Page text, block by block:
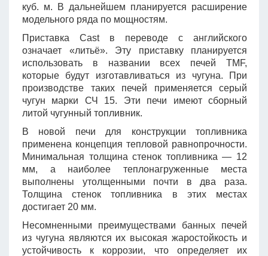
куб. м. В дальнейшем планируется расширение
модельного ряда по мощностям.
Приставка Cast в переводе с английского
означает «литьё». Эту приставку планируется
использовать в названии всех печей TMF,
которые будут изготавливаться из чугуна. При
производстве таких печей применяется серый
чугун марки СЧ 15. Эти печи имеют сборный
литой чугунный топливник.
В новой печи для конструкции топливника
применена концепция тепловой равнопрочности.
Минимальная толщина стенок топливника — 12
мм, а наиболее теплонагруженные места
выполнены утолщенными почти в два раза.
Толщина стенок топливника в этих местах
достигает 20 мм.
Несомненными преимуществами банных печей
из чугуна являются их высокая жаростойкость и
устойчивость к коррозии, что определяет их